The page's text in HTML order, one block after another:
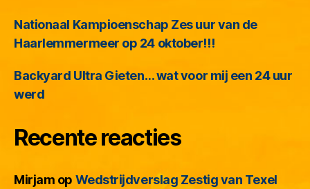
Nationaal Kampioenschap Zes uur van de
Haarlemmermeer op 24 oktober!!!
Backyard Ultra Gieten… wat voor mij een 24 uur
werd
Recente reacties
Mirjam op Wedstrijdverslag Zestig van Texel